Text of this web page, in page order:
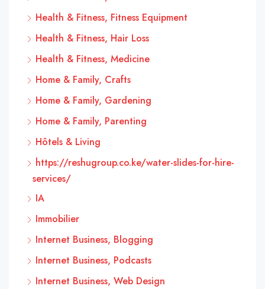
Health & Fitness, Fitness Equipment
Health & Fitness, Hair Loss
Health & Fitness, Medicine
Home & Family, Crafts
Home & Family, Gardening
Home & Family, Parenting
Hôtels & Living
https://reshugroup.co.ke/water-slides-for-hire-
services/
IA
Immobilier
Internet Business, Blogging
Internet Business, Podcasts
Internet Business, Web Design